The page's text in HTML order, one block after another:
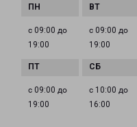
с 09:00 до
19:00
с 09:00 до
19:00
с 09:00 до
19:00
с 10:00 до
16:00